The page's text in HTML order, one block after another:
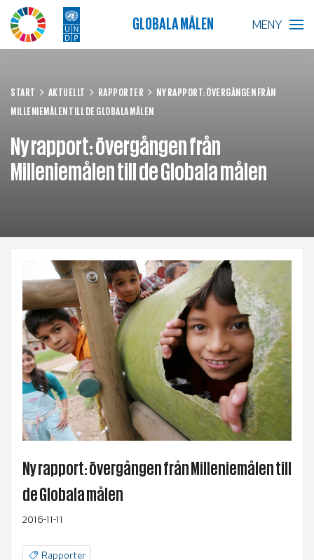
GLOBALA MÅLEN MENY
GLOBALA MÅLEN
SKOLA
AKTUELLT
START AKTUELLT RAPPORTER
NY RAPPORT: ÖVERGÅNGEN FRÅN
MILLENIEMÅLEN TILL DE GLOBALA MÅLEN
Ny rapport: övergången från
Milleniemålen till de Globala målen
Ny rapport: övergången från Milleniemålen till
de Globala målen
2016-11-11
Rapporter